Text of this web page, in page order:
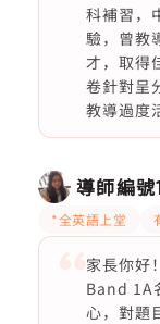
科補習，
驗，曾教
才，取得
卷針對呈
教導過度
導師編號
*全英語上堂
家長你好
Band 1A
心，對題